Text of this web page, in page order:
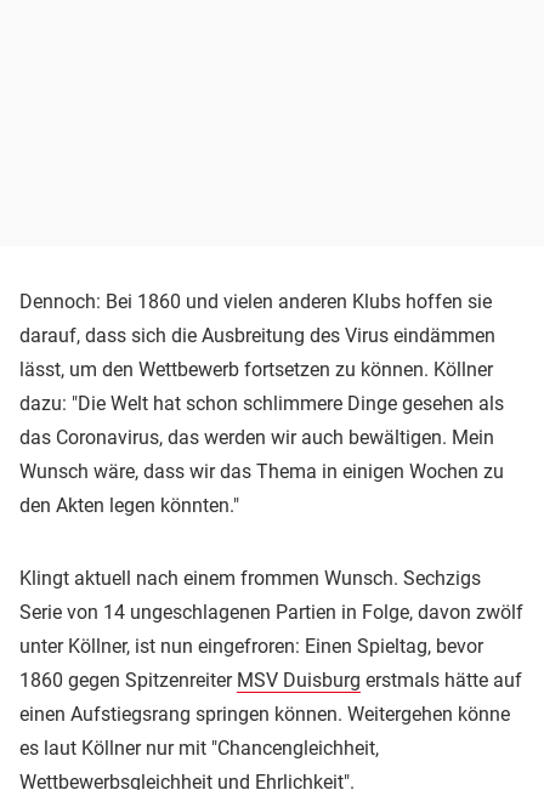
Dennoch: Bei 1860 und vielen anderen Klubs hoffen sie
darauf, dass sich die Ausbreitung des Virus eindämmen
lässt, um den Wettbewerb fortsetzen zu können. Köllner
dazu: "Die Welt hat schon schlimmere Dinge gesehen als
das Coronavirus, das werden wir auch bewältigen. Mein
Wunsch wäre, dass wir das Thema in einigen Wochen zu
den Akten legen könnten."
Klingt aktuell nach einem frommen Wunsch. Sechzigs
Serie von 14 ungeschlagenen Partien in Folge, davon zwölf
unter Köllner, ist nun eingefroren: Einen Spieltag, bevor
1860 gegen Spitzenreiter MSV Duisburg erstmals hätte auf
einen Aufstiegsrang springen können. Weitergehen könne
es laut Köllner nur mit "Chancengleichheit,
Wettbewerbsgleichheit und Ehrlichkeit".